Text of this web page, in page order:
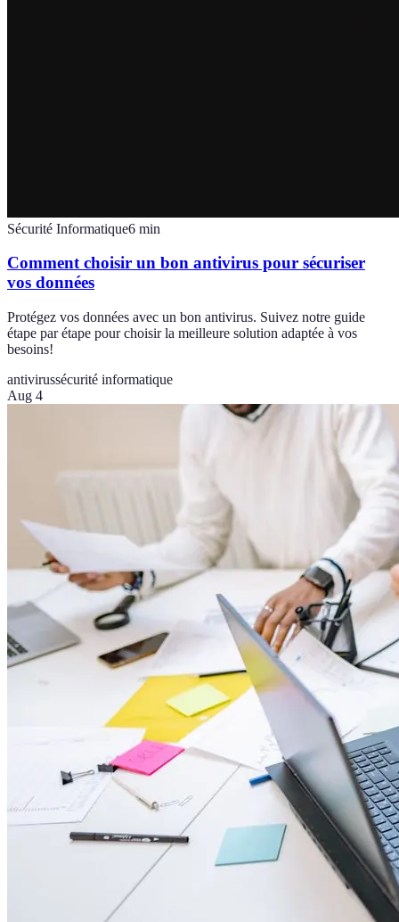
Sécurité Informatique6 min
Comment choisir un bon antivirus pour sécuriser
vos données
Protégez vos données avec un bon antivirus. Suivez notre guide
étape par étape pour choisir la meilleure solution adaptée à vos
besoins!
antivirussécurité informatique
Aug 4